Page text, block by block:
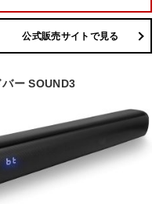
公式販売サイトで見る
ー SOUND3